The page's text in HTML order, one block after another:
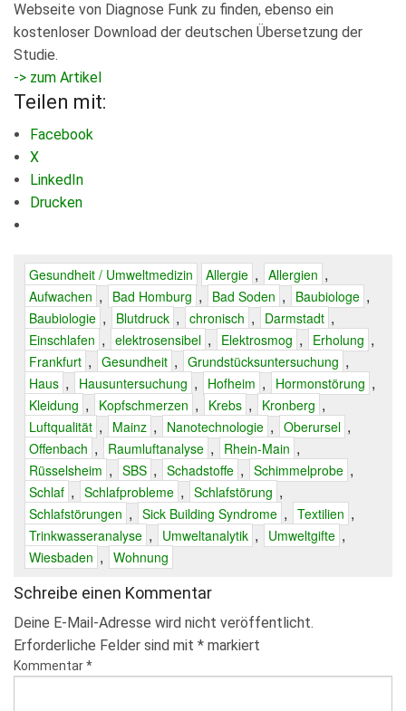
Webseite von Diagnose Funk zu finden, ebenso ein
kostenloser Download der deutschen Übersetzung der
Studie.
-> zum Artikel
Teilen mit:
Facebook
X
LinkedIn
Drucken
Gesundheit / Umweltmedizin Allergie , Allergien ,
Aufwachen , Bad Homburg , Bad Soden , Baubiologe ,
Baubiologie , Blutdruck , chronisch , Darmstadt ,
Einschlafen , elektrosensibel , Elektrosmog , Erholung ,
Frankfurt , Gesundheit , Grundstücksuntersuchung ,
Haus , Hausuntersuchung , Hofheim , Hormonstörung ,
Kleidung , Kopfschmerzen , Krebs , Kronberg ,
Luftqualität , Mainz , Nanotechnologie , Oberursel ,
Offenbach , Raumluftanalyse , Rhein-Main ,
Rüsselsheim , SBS , Schadstoffe , Schimmelprobe ,
Schlaf , Schlafprobleme , Schlafstörung ,
Schlafstörungen , Sick Building Syndrome , Textilien ,
Trinkwasseranalyse , Umweltanalytik , Umweltgifte ,
Wiesbaden , Wohnung
Schreibe einen Kommentar
Deine E-Mail-Adresse wird nicht veröffentlicht.
Erforderliche Felder sind mit * markiert
Kommentar*